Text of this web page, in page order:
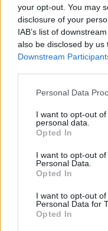
your opt-out. You may
disclosure of your
IAB’s list of
also be disclosed by
Downstream
Personal Data
I want to opt-out
personal data.
Opted In
I want to opt-out
Personal Data.
Opted In
I want to opt-out
Personal Data for
Opted In
*Visas cenas portālā
Žurnālu izdevumu skaits
noteikumi
E-izdevumu